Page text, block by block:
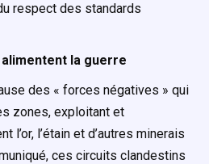
respect des standards
la guerre
des « forces négatives » qui
zones, exploitant et
l’or, l’étain et d’autres minerais
ces circuits clandestins